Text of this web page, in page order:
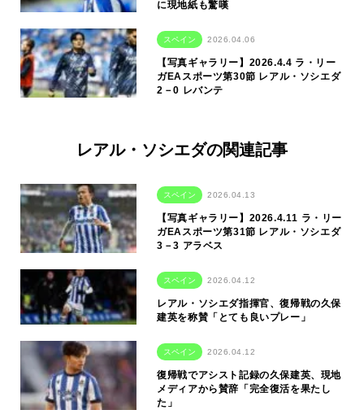
に現地紙も驚嘆
スペイン 2026.04.06
【写真ギャラリー】2026.4.4 ラ・リー
ガEAスポーツ第30節 レアル・ソシエダ
2－0 レバンテ
レアル・ソシエダの関連記事
スペイン 2026.04.13
【写真ギャラリー】2026.4.11 ラ・リー
ガEAスポーツ第31節 レアル・ソシエダ
3－3 アラベス
スペイン 2026.04.12
レアル・ソシエダ指揮官、復帰戦の久保
建英を称賛「とても良いプレー」
スペイン 2026.04.12
復帰戦でアシスト記録の久保建英、現地
メディアから賛辞「完全復活を果たし
た」